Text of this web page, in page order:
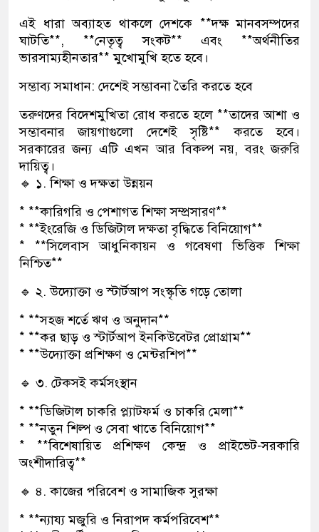
এই ধারা অব্যাহত থাকলে দেশকে **দক্ষ মানবসম্পদের
ঘাটতি**, **নেতৃত্ব সংকট** এবং **অর্থনীতির
ভারসাম্যহীনতার** মুখোমুখি হতে হবে।
সম্ভাব্য সমাধান: দেশেই সম্ভাবনা তৈরি করতে হবে
তরুণদের বিদেশমুখিতা রোধ করতে হলে **তাদের আশা ও
সম্ভাবনার জায়গাগুলো দেশেই সৃষ্টি** করতে হবে।
সরকারের জন্য এটি এখন আর বিকল্প নয়, বরং জরুরি
দায়িত্ব।
🔹 ১. শিক্ষা ও দক্ষতা উন্নয়ন
* **কারিগরি ও পেশাগত শিক্ষা সম্প্রসারণ**
* **ইংরেজি ও ডিজিটাল দক্ষতা বৃদ্ধিতে বিনিয়োগ**
* **সিলেবাস আধুনিকায়ন ও গবেষণা ভিত্তিক শিক্ষা
নিশ্চিত**
🔹 ২. উদ্যোক্তা ও স্টার্টআপ সংস্কৃতি গড়ে তোলা
* **সহজ শর্তে ঋণ ও অনুদান**
* **কর ছাড় ও স্টার্টআপ ইনকিউবেটর প্রোগ্রাম**
* **উদ্যোক্তা প্রশিক্ষণ ও মেন্টরশিপ**
🔹 ৩. টেকসই কর্মসংস্থান
* **ডিজিটাল চাকরি প্ল্যাটফর্ম ও চাকরি মেলা**
* **নতুন শিল্প ও সেবা খাতে বিনিয়োগ**
* **বিশেষায়িত প্রশিক্ষণ কেন্দ্র ও প্রাইভেট-সরকারি
অংশীদারিত্ব**
🔹 ৪. কাজের পরিবেশ ও সামাজিক সুরক্ষা
* **ন্যায্য মজুরি ও নিরাপদ কর্মপরিবেশ**